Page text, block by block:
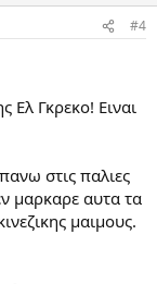
#4
Ελ Γκρεκο! Ειναι
στις παλιες
μαρκαρε αυτα τα
μαιμους.